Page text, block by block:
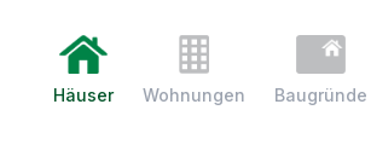
Häuser Wohnungen Baugründe